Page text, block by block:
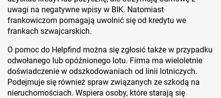
uwagi na negatywne wpisy w BIK. Natomiast
frankowiczom pomagają uwolnić się od kredytu we
frankach szwajcarskich.
O pomoc do Helpfind można się zgłosić także w przypadku
odwołanego lub opóźnionego lotu. Firma ma wieloletnie
doświadczenie w odszkodowaniach od linii lotniczych.
Podejmuje się również spraw związanych ze szkodą na
nieruchomościach. Wspiera osoby, które starają się